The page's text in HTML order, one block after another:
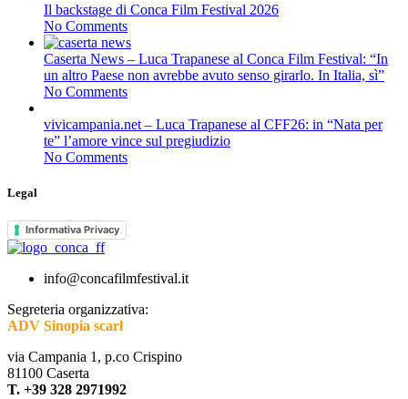
Il backstage di Conca Film Festival 2026
No Comments
Caserta News – Luca Trapanese al Conca Film Festival: “In
un altro Paese non avrebbe avuto senso girarlo. In Italia, sì”
No Comments
vivicampania.net – Luca Trapanese al CFF26: in “Nata per
te” l’amore vince sul pregiudizio
No Comments
Legal
Informativa Privacy
info@concafilmfestival.it
Segreteria organizzativa:
ADV Sinopia scarl
via Campania 1, p.co Crispino
81100 Caserta
T. +39 328 2971992